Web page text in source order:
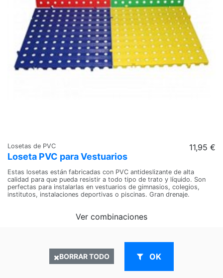
Losetas de PVC
Loseta PVC para Vestuarios
11,95 €
Estas losetas están fabricadas con PVC antideslizante de alta
calidad para que pueda resistir a todo tipo de trato y líquido. Son
perfectas para instalarlas en vestuarios de gimnasios, colegios,
institutos, instalaciones deportivas o piscinas. Gran drenaje.
Ver combinaciones
BORRAR TODO OK